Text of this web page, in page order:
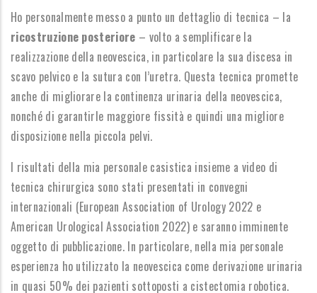
Ho personalmente messo a punto un dettaglio di tecnica – la
ricostruzione posteriore – volto a semplificare la
realizzazione della neovescica, in particolare la sua discesa in
scavo pelvico e la sutura con l’uretra. Questa tecnica promette
anche di migliorare la continenza urinaria della neovescica,
nonché di garantirle maggiore fissità e quindi una migliore
disposizione nella piccola pelvi.
I risultati della mia personale casistica insieme a video di
tecnica chirurgica sono stati presentati in convegni
internazionali (European Association of Urology 2022 e
American Urological Association 2022) e saranno imminente
oggetto di pubblicazione. In particolare, nella mia personale
esperienza ho utilizzato la neovescica come derivazione urinaria
in quasi 50% dei pazienti sottoposti a cistectomia robotica.